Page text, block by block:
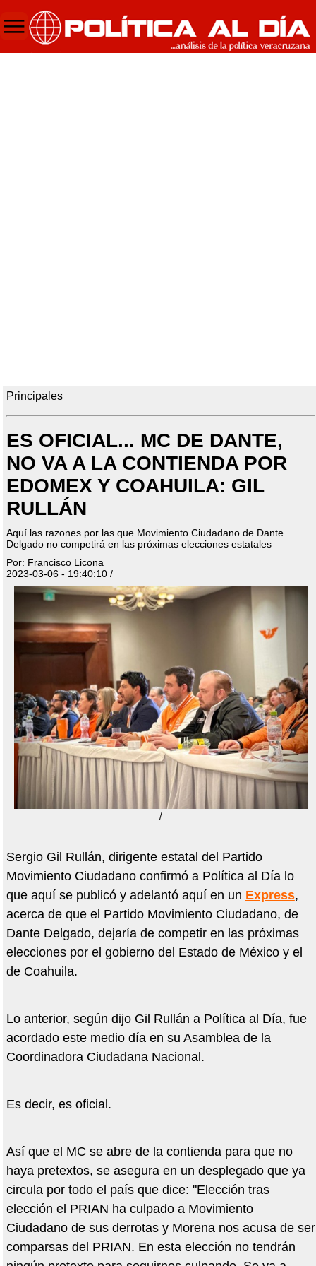
Principales
ES OFICIAL... MC DE DANTE,
NO VA A LA CONTIENDA POR
EDOMEX Y COAHUILA: GIL
RULLÁN
Aquí las razones por las que Movimiento Ciudadano de Dante
Delgado no competirá en las próximas elecciones estatales
Por: Francisco Licona
2023-03-06 - 19:40:10 /
/
Sergio Gil Rullán, dirigente estatal del Partido
Movimiento Ciudadano confirmó a Política al Día lo
que aquí se publicó y adelantó aquí en un Express,
acerca de que el Partido Movimiento Ciudadano, de
Dante Delgado, dejaría de competir en las próximas
elecciones por el gobierno del Estado de México y el
de Coahuila.
Lo anterior, según dijo Gil Rullán a Política al Día, fue
acordado este medio día en su Asamblea de la
Coordinadora Ciudadana Nacional.
Es decir, es oficial.
Así que el MC se abre de la contienda para que no
haya pretextos, se asegura en un desplegado que ya
circula por todo el país que dice: "Elección tras
elección el PRIAN ha culpado a Movimiento
Ciudadano de sus derrotas y Morena nos acusa de ser
comparsas del PRIAN. En esta elección no tendrán